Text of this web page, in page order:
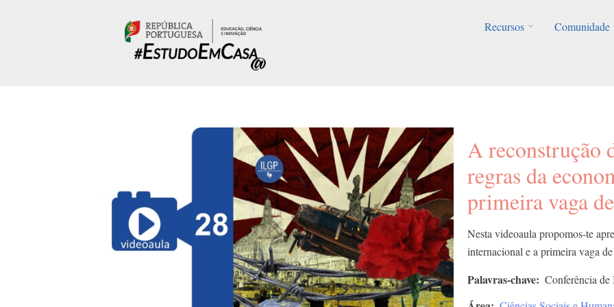
Recursos
Comunidade
A reconstrução
regras da
primeira vaga
Nesta videoaula propomos-te
internacional e a primeira vaga
Palavras-chave Conferência